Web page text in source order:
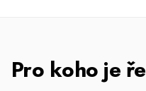
Pro koho je